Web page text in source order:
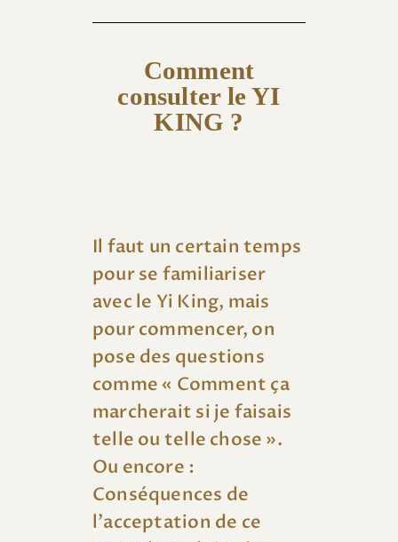
Comment
consulter le YI
KING ?
Il faut un certain temps
pour se familiariser
avec le Yi King, mais
pour commencer, on
pose des questions
comme « Comment ça
marcherait si je faisais
telle ou telle chose ».
Ou encore :
Conséquences de
l’acceptation de ce